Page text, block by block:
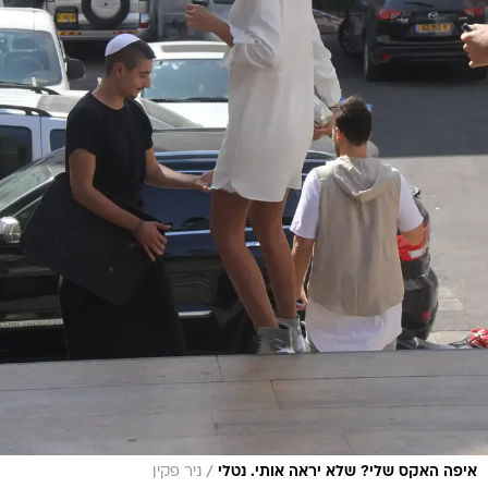
איפה האקס שלי? שלא יראה אותי. נטלי ניר פקין
עוד הגיעו לברך את צמד האימהות המאושר:מאיה
בוסקילה,נטלי דדון, שפגשה במקום את האקס